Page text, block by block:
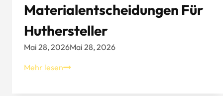
Materialentscheidungen Für
Huthersteller
Mai 28, 2026Mai 28, 2026
Mehr lesenNeue